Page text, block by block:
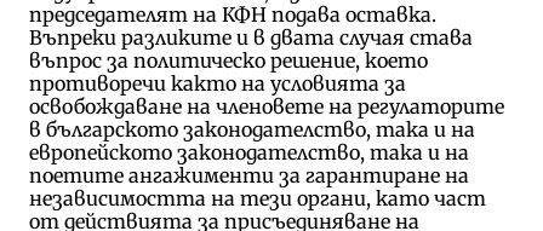
председателят на КФН подава оставка.
Въпреки разликите и в двата случая става
въпрос за политическо решение, което
противоречи както на условията за
освобождаване на членовете на регулаторите
в българското законодателство, така и на
европейското законодателство, така и на
поетите ангажименти за гарантиране на
независимостта на тези органи, като част
от действията за присъединяване на